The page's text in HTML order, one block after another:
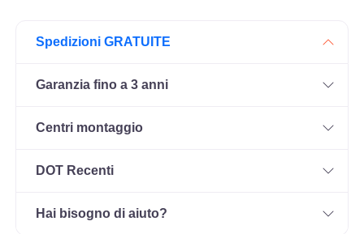
Spedizioni GRATUITE
Garanzia fino a 3 anni
Centri montaggio
DOT Recenti
Hai bisogno di aiuto?